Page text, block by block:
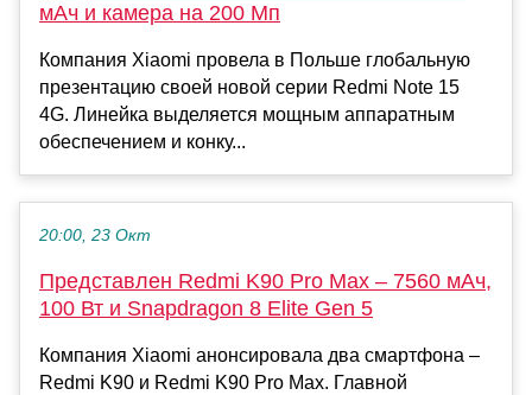
мАч и камера на 200 Мп
Компания Xiaomi провела в Польше глобальную
презентацию своей новой серии Redmi Note 15
4G. Линейка выделяется мощным аппаратным
обеспечением и конку...
20:00, 23 Окт
Представлен Redmi K90 Pro Max – 7560 мАч,
100 Вт и Snapdragon 8 Elite Gen 5
Компания Xiaomi анонсировала два смартфона –
Redmi K90 и Redmi K90 Pro Max. Главной